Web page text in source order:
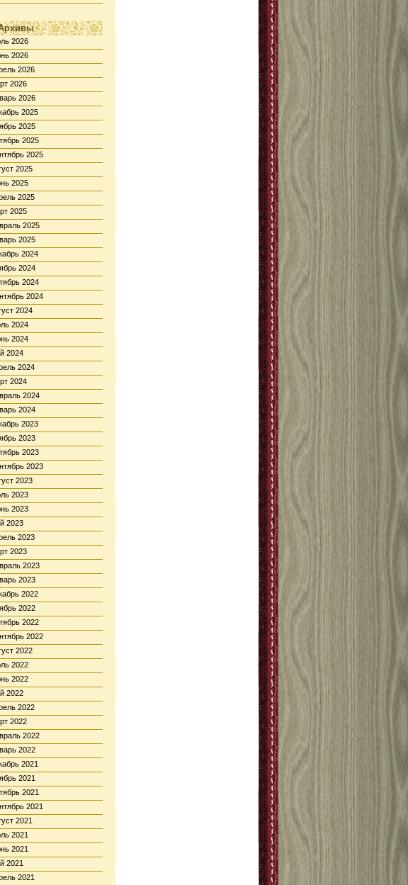
2026
2026
2026
2026
2026
2025
2025
2025
2025
2025
2025
2025
2025
2025
2025
2024
2024
2024
2024
2024
2024
2024
2024
2024
2024
2024
2024
2023
2023
2023
2023
2023
2023
2023
2023
2023
2023
2023
2023
2022
2022
2022
2022
2022
2022
2022
2022
2022
2022
2022
2022
2021
2021
2021
2021
2021
2021
2021
2021
2021